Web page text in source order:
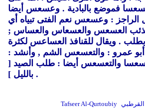
فموضع بالبادية . وعسعس أيضا
: وعسعس نعم الفتى تبياه أي
العسعس والعسعاس والعساس ;
. ويقال للقنافذ العساعس لكثرة
عمرو : والتعسعس الشم , وأنشد :
والتعسعس أيضا : طلب الصيد [
بالليل ] .
Tafseer Al-Qurtoubiy